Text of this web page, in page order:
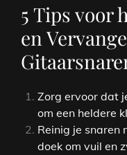
5 Tips voor
en
Zorg ervoor dat
om een heldere
Reinig je snaren
doek om vuil en